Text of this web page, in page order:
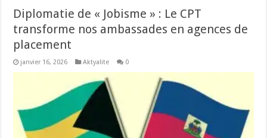
Diplomatie de « Jobisme » : Le CPT
transforme nos ambassades en agences de
placement
janvier 16, 2026 Aktyalite 0